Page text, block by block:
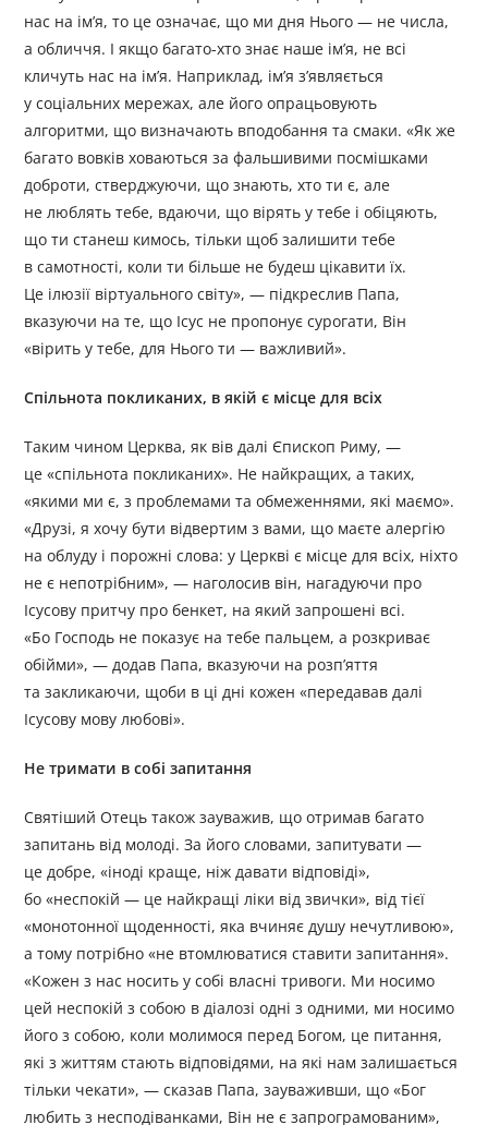
нас на ім’я, то це означає, що ми дня Нього — не числа,
а обличчя. І якщо багато-хто знає наше ім’я, не всі
кличуть нас на ім’я. Наприклад, ім’я з’являється
у соціальних мережах, але його опрацьовують
алгоритми, що визначають вподобання та смаки. «Як же
багато вовків ховаються за фальшивими посмішками
доброти, стверджуючи, що знають, хто ти є, але
не люблять тебе, вдаючи, що вірять у тебе і обіцяють,
що ти станеш кимось, тільки щоб залишити тебе
в самотності, коли ти більше не будеш цікавити їх.
Це ілюзії віртуального світу», — підкреслив Папа,
вказуючи на те, що Ісус не пропонує сурогати, Він
«вірить у тебе, для Нього ти — важливий».
Спільнота покликаних, в якій є місце для всіх
Таким чином Церква, як вів далі Єпископ Риму, —
це «спільнота покликаних». Не найкращих, а таких,
«якими ми є, з проблемами та обмеженнями, які маємо».
«Друзі, я хочу бути відвертим з вами, що маєте алергію
на облуду і порожні слова: у Церкві є місце для всіх, ніхто
не є непотрібним», — наголосив він, нагадуючи про
Ісусову притчу про бенкет, на який запрошені всі.
«Бо Господь не показує на тебе пальцем, а розкриває
обійми», — додав Папа, вказуючи на розп’яття
та закликаючи, щоби в ці дні кожен «передавав далі
Ісусову мову любові».
Не тримати в собі запитання
Святіший Отець також зауважив, що отримав багато
запитань від молоді. За його словами, запитувати —
це добре, «іноді краще, ніж давати відповіді»,
бо «неспокій — це найкращі ліки від звички», від тієї
«монотонної щоденності, яка вчиняє душу нечутливою»,
а тому потрібно «не втомлюватися ставити запитання».
«Кожен з нас носить у собі власні тривоги. Ми носимо
цей неспокій з собою в діалозі одні з одними, ми носимо
його з собою, коли молимося перед Богом, це питання,
які з життям стають відповідями, на які нам залишається
тільки чекати», — сказав Папа, зауваживши, що «Бог
любить з несподіванками, Він не є запрограмованим»,